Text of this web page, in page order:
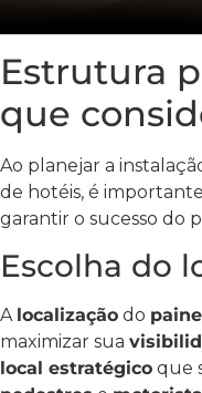
Estrutura
que
Ao planejar a
de hotéis, é
garantir o sucesso do
Escolha do
A localização do
maximizar sua
local estratégico que